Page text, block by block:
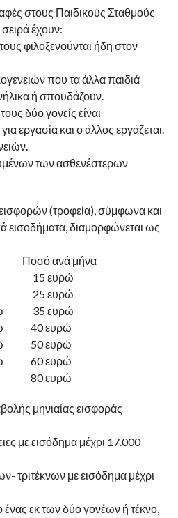
στους Παιδικούς Σταθμούς
έχουν:
φιλοξενούνται ήδη στον
που τα άλλα παιδιά
ή σπουδάζουν.
δύο γονείς είναι
εργασία και ο άλλος εργάζεται.
των ασθενέστερων
(τροφεία), σύμφωνα και
εισοδήματα, διαμορφώνεται ως
ανά μήνα
15 ευρώ
25 ευρώ
35 ευρώ
40 ευρώ
50 ευρώ
60 ευρώ
80 ευρώ
μηνιαίας εισφοράς
με εισόδημα μέχρι 17.000
τριτέκνων με εισόδημα μέχρι
ένας εκ των δύο γονέων ή τέκνο,